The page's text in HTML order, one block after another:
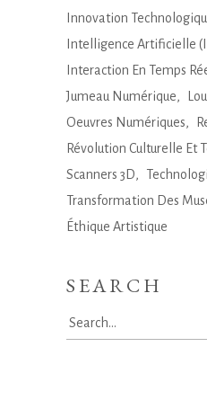
Innovation
Intelligence Artificielle
Interaction En Temps
Jumeau Numérique
Oeuvres Numériques
Révolution Culturelle Et
Scanners 3D
Transformation Des
Éthique Artistique
SEARCH
Search
for: